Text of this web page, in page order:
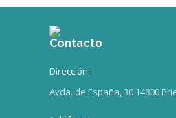
Contacto
Dirección:
Avda. de España, 30 14800